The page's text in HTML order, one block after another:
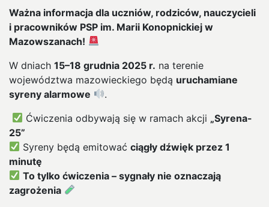
Ważna informacja dla uczniów, rodziców, nauczycieli
i pracowników PSP im. Marii Konopnickiej w
Mazowszanach!
W dniach 15–18 grudnia 2025 r. na terenie
województwa mazowieckiego będą uruchamiane
syreny alarmowe
.
Ćwiczenia odbywają się w ramach akcji „Syrena-
25”
Syreny będą emitowaćciągły dźwięk przez 1
minutę
To tylko ćwiczenia – sygnały nie oznaczają
zagrożenia